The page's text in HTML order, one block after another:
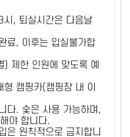
, 퇴실시간은 다음날
료, 이후는 입실불가합
제한 인원에 맞도록 예
캠핑카(캠핑장 내 이
다. 숯은 사용 가능하며,
야 합니다.
은 원칙적으로 금지합니